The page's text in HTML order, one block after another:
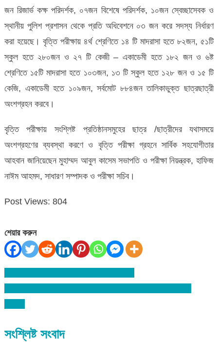
জন রিজার্ভ কক্ষ পরিদর্শক, ০৭জন বিশেষে পরিদর্শক, ১০জন স্বেচ্ছাসেবক ও
স্থানীয় পুলিশ প্রশাসন থেকে প্রতি অধিবেশনে ০৩ জন করে সদস্য নির্ধারণ
করা হয়েছে। বৃত্তি পরীক্ষায় ৪র্থ শ্রেণিতে ১৪ টি মাদরাসা হতে ৮২জন, ৫১টি
স্কুল হতে ২৮০জন ও ২৭ টি কেজী – একাডেমী হতে ১৮২ জন ও ৬ষ্ট
শ্রেণিতে ১৫টি মাদরাসা হতে ১০৩জন, ১৩ টি স্কুল হতে ১২৮ জন ও ১৫ টি
কেজি, একাডেমী হতে ১০৯জন, সর্বমোট ৮৮৪জন তালিকাভুক্ত ছাত্রছাত্রী
অংশগ্রহন করবে।
বৃত্তি পরীক্ষায় সংশ্লিষ্ট প্রতিষ্ঠানসমুহের ছাত্র /ছাত্রীদের যথাসময়ে
অংশগ্রহণের ব্যবস্থা করণে ও বৃত্তি পরীক্ষা গ্রহনে সার্বিক সহযোগীতার
আহবান জানিয়েছেন মুহাম্মদ আবুল কাসেম সভাপতি ও পরীক্ষা নিয়ন্ত্রক, হাফিজ
নাঈম আহমদ, সাধারণ সম্পাদক ও পরীক্ষা সচিব।
Post Views: 804
শেয়ার করুন
Post
navigation
সংশ্লিষ্ট সংবাদ